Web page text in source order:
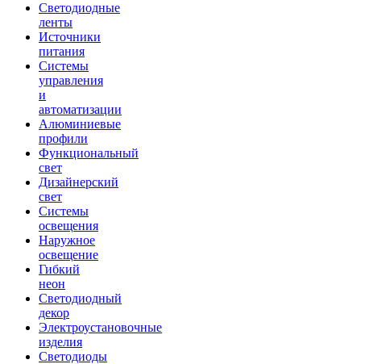
Светодиодные
ленты
Источники
питания
Системы
управления
и
автоматизации
Алюминиевые
профили
Функциональный
свет
Дизайнерский
свет
Системы
освещения
Наружное
освещение
Гибкий
неон
Светодиодный
декор
Электроустановочные
изделия
Светодиоды